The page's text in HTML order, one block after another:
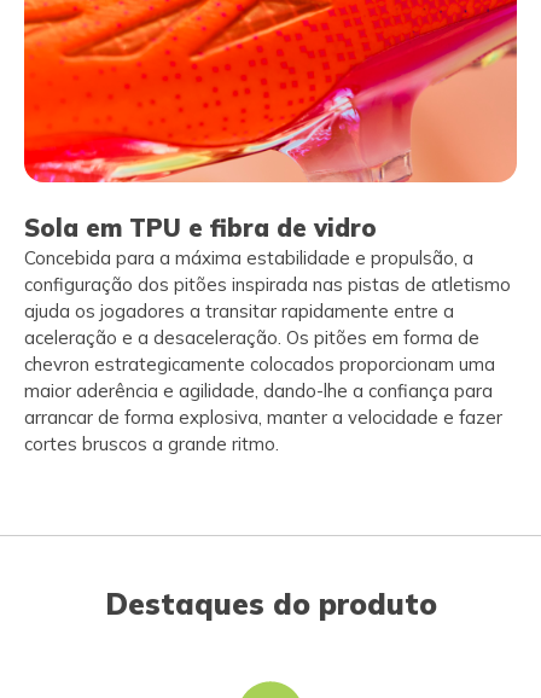
Sola em TPU e fibra de vidro
Concebida para a máxima estabilidade e propulsão, a
configuração dos pitões inspirada nas pistas de atletismo
ajuda os jogadores a transitar rapidamente entre a
aceleração e a desaceleração. Os pitões em forma de
chevron estrategicamente colocados proporcionam uma
maior aderência e agilidade, dando-lhe a confiança para
arrancar de forma explosiva, manter a velocidade e fazer
cortes bruscos a grande ritmo.
Destaques do produto